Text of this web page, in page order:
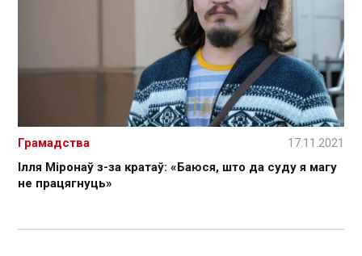
Ілля Міронаў з-за кратаў: «Баюся, што да суду я магу
не працягнуць»
Грамадства 17.11.2021